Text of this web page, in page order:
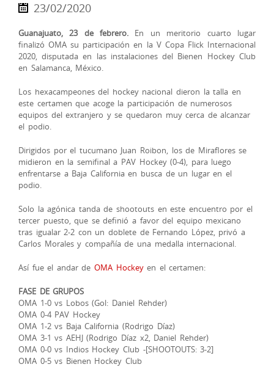
23/02/2020
Guanajuato, 23 de febrero. En un meritorio cuarto lugar
finalizó OMA su participación en la V Copa Flick Internacional
2020, disputada en las instalaciones del Bienen Hockey Club
en Salamanca, México.
Los hexacampeones del hockey nacional dieron la talla en
este certamen que acoge la participación de numerosos
equipos del extranjero y se quedaron muy cerca de alcanzar
el podio.
Dirigidos por el tucumano Juan Roibon, los de Miraflores se
midieron en la semifinal a PAV Hockey (0-4), para luego
enfrentarse a Baja California en busca de un lugar en el
podio.
Solo la agónica tanda de shootouts en este encuentro por el
tercer puesto, que se definió a favor del equipo mexicano
tras igualar 2-2 con un doblete de Fernando López, privó a
Carlos Morales y compañía de una medalla internacional.
Así fue el andar de OMA Hockeyen el certamen:
FASE DE GRUPOS
OMA 1-0 vs Lobos (Gol: Daniel Rehder)
OMA 0-4 PAV Hockey
OMA 1-2 vs Baja California (Rodrigo Díaz)
OMA 3-1 vs AEHJ (Rodrigo Díaz x2, Daniel Rehder)
OMA 0-0 vs Indios Hockey Club -[SHOOTOUTS: 3-2]
OMA 0-5 vs Bienen Hockey Club